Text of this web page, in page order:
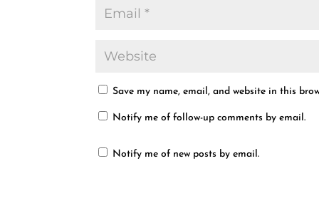
Save my name, email, and website in this
Notify me of follow-up comments by email.
Notify me of new posts by email.